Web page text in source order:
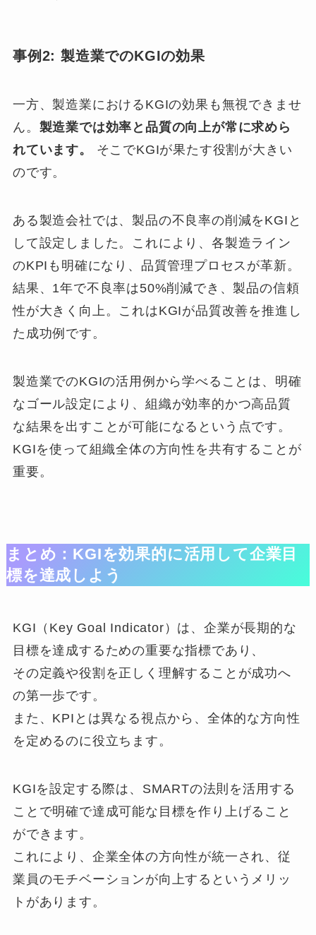
事例2: 製造業でのKGIの効果
一方、製造業におけるKGIの効果も無視できませ
ん。 製造業では効率と品質の向上が常に求めら
れています。
そこでKGIが果たす役割が大きい
のです。
ある製造会社では、製品の不良率の削減をKGIと
して設定しました。これにより、各製造ライン
のKPIも明確になり、品質管理プロセスが革新。
結果、1年で不良率は50%削減でき、製品の信頼
性が大きく向上。これはKGIが品質改善を推進し
た成功例です。
製造業でのKGIの活用例から学べることは、明確
なゴール設定により、組織が効率的かつ高品質
な結果を出すことが可能になるという点です。
KGIを使って組織全体の方向性を共有することが
重要。
まとめ：KGIを効果的に活用して企業目
標を達成しよう
KGI（Key Goal Indicator）は、企業が長期的な
目標を達成するための重要な指標であり、
その定義や役割を正しく理解することが成功へ
の第一歩です。
また、KPIとは異なる視点から、全体的な方向性
を定めるのに役立ちます。
KGIを設定する際は、SMARTの法則を活用する
ことで明確で達成可能な目標を作り上げること
ができます。
これにより、企業全体の方向性が統一され、従
業員のモチベーションが向上するというメリッ
トがあります。